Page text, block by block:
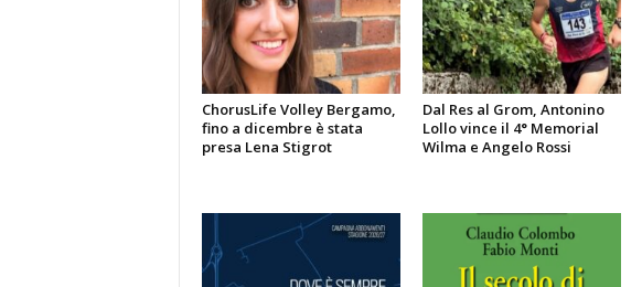
ChorusLife Volley Bergamo,
fino a dicembre è stata
presa Lena Stigrot
Dal Res al Grom, Antonino
Lollo vince il 4° Memorial
Wilma e Angelo Rossi